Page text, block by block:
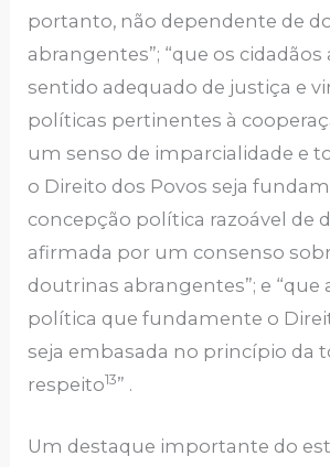
portanto, não dependente de
abrangentes”; “que os
sentido adequado de justiça e
políticas pertinentes à
um senso de imparcialidade e
o Direito dos Povos seja
concepção política razoável de
afirmada por um consenso
doutrinas abrangentes”; e “que
política que fundamente o
seja embasada no princípio da
respeito13” .
Um destaque importante do